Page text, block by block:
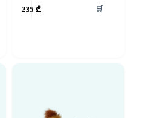
235₾ 🛒